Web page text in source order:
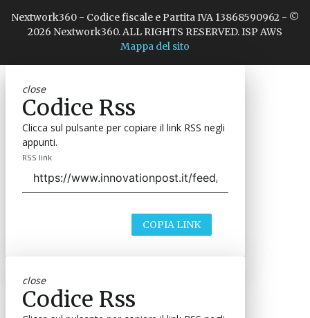
Nextwork360 - Codice fiscale e Partita IVA 13868590962 - ©
2026 Nextwork360. ALL RIGHTS RESERVED. ISP AWS
Mappa del sito
close
Codice Rss
Clicca sul pulsante per copiare il link RSS negli
appunti.
RSS link
COPIA LINK
close
Codice Rss